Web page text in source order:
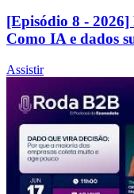
[Episódio 8 -
Como IA e dados
Assistir